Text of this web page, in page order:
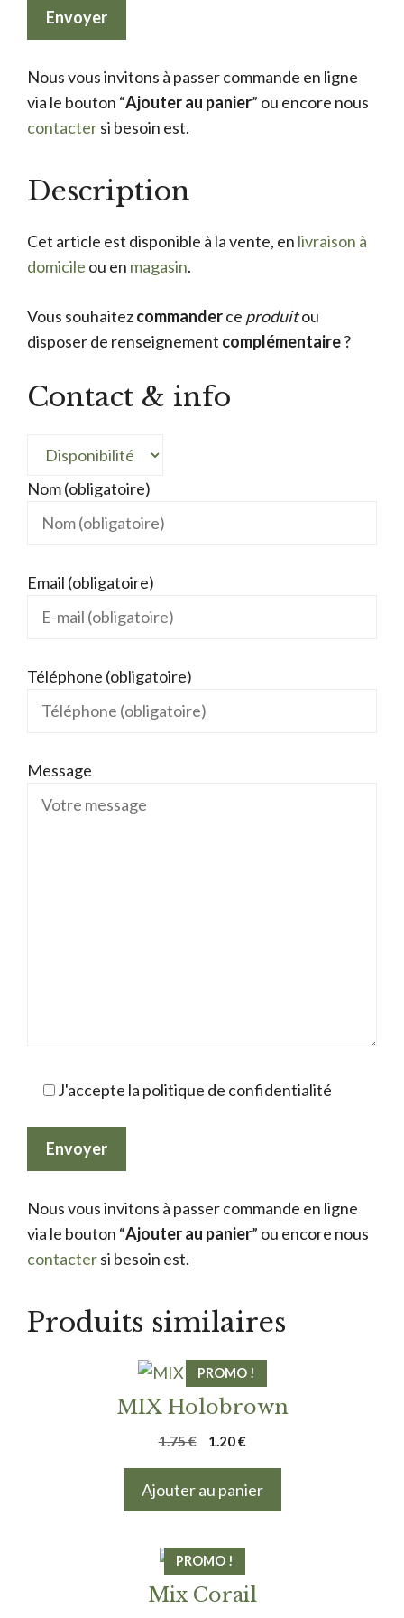
Nous vous invitons à passer commande en ligne
via le bouton “Ajouter au panier” ou encore nous
contactersi besoin est.
Description
Cet article est disponible à la vente, en livraison à
domicile ou en magasin.
Vous souhaitezcommanderce produitou
disposer de renseignement complémentaire?
Contact & info
Nom (obligatoire)
Email (obligatoire)
Téléphone (obligatoire)
Message
J'accepte la politique de confidentialité
Nous vous invitons à passer commande en ligne
via le bouton “Ajouter au panier” ou encore nous
contactersi besoin est.
Produits similaires
PROMO !
MIX Holobrown
1.75€
Le
1.20€Le
actuel
Ajouter au panier
PROMO !
Mix Corail